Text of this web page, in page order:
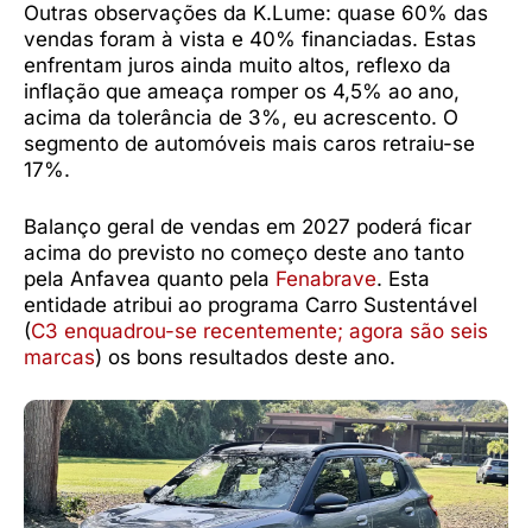
Outras observações da K.Lume: quase 60% das
vendas foram à vista e 40% financiadas. Estas
enfrentam juros ainda muito altos, reflexo da
inflação que ameaça romper os 4,5% ao ano,
acima da tolerância de 3%, eu acrescento. O
segmento de automóveis mais caros retraiu-se
17%.
Balanço geral de vendas em 2027 poderá ficar
acima do previsto no começo deste ano tanto
pela Anfavea quanto pela Fenabrave. Esta
entidade atribui ao programa Carro Sustentável
(C3 enquadrou-se recentemente; agora são seis
marcas) os bons resultados deste ano.